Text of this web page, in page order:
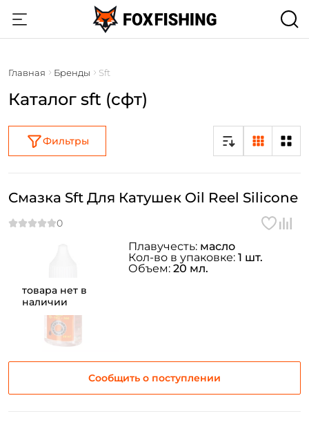
Главная Бренды Sft
Каталог sft (сфт)
Фильтры
товара нет в
наличии
Смазка Sft Для Катушек Oil Reel Silicone
Сообщить о поступлении
Плавучесть: масло
Кол-во в упаковке: 1 шт.
Объем: 20 мл.